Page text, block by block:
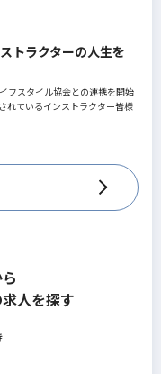
違約金制度はお客様を大切に
く恐怖と闘いながらもお客様
トラクターの人生を
フスタイル協会との連携を開始
れているインストラクター皆様
人を探す